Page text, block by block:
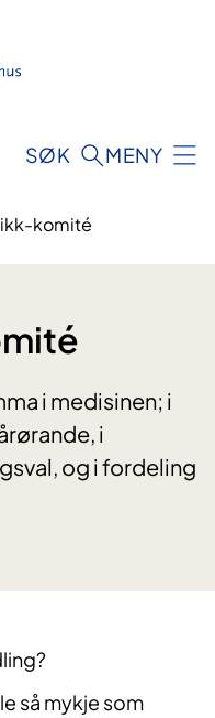
SØK MENY
komité
i medisinen; i
i
og i fordeling
så mykje som